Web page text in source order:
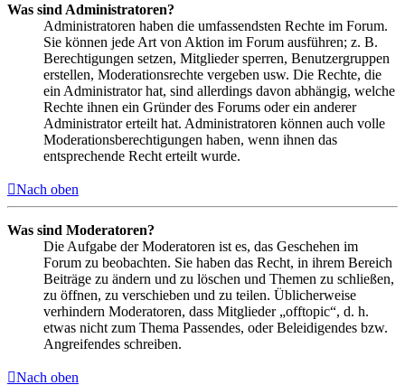
Was sind Administratoren?
Administratoren haben die umfassendsten Rechte im Forum.
Sie können jede Art von Aktion im Forum ausführen; z. B.
Berechtigungen setzen, Mitglieder sperren, Benutzergruppen
erstellen, Moderationsrechte vergeben usw. Die Rechte, die
ein Administrator hat, sind allerdings davon abhängig, welche
Rechte ihnen ein Gründer des Forums oder ein anderer
Administrator erteilt hat. Administratoren können auch volle
Moderationsberechtigungen haben, wenn ihnen das
entsprechende Recht erteilt wurde.
Nach oben
Was sind Moderatoren?
Die Aufgabe der Moderatoren ist es, das Geschehen im
Forum zu beobachten. Sie haben das Recht, in ihrem Bereich
Beiträge zu ändern und zu löschen und Themen zu schließen,
zu öffnen, zu verschieben und zu teilen. Üblicherweise
verhindern Moderatoren, dass Mitglieder „offtopic“, d. h.
etwas nicht zum Thema Passendes, oder Beleidigendes bzw.
Angreifendes schreiben.
Nach oben